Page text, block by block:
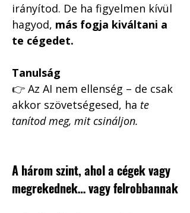
irányítod. De ha figyelmen kívül
hagyod, más fogja kiváltani a
te cégedet.
Tanulság
👉 Az AI nem ellenség – de csak
akkor szövetségesed, ha te
tanítod meg, mit csináljon.
A három szint, ahol a cégek vagy
megrekednek… vagy felrobbannak